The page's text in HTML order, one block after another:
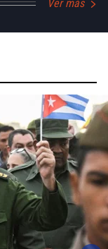
Ver más